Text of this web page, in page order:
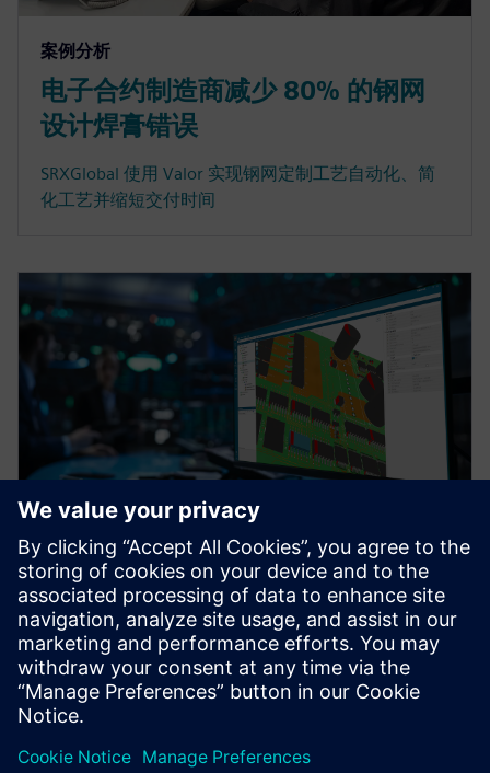
案例分析
电子合约制造商减少 80% 的钢网
设计焊膏错误
SRXGlobal 使用 Valor 实现钢网定制工艺自动化、简
化工艺并缩短交付时间
白皮书
印刷电路板 (PCB) 组装流程 - 数字
孪生软件应用的益处
在 PCB 组装中使用数字孪生解决方案，快速生产高质
量的 PCB 组装，提高产量并降低成本。